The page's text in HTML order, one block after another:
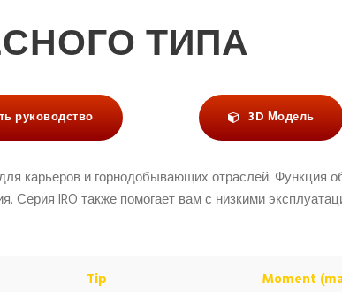
ТИПА
руководство 3D Модель
карьеров и горнодобывающих отраслей. Функция
IRO также помогает вам с низкими
Tip Moment